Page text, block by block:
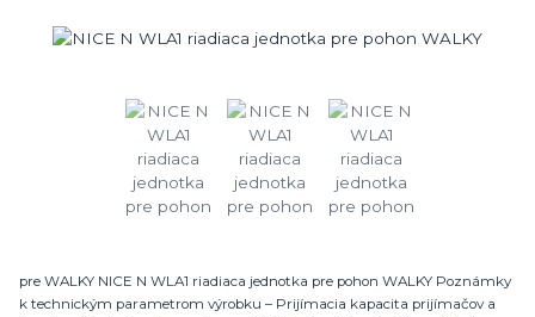
pre WALKY NICE N WLA1 riadiaca jednotka pre pohon WALKY Poznámky
k technickým parametrom výrobku – Prijímacia kapacita prijímačov a